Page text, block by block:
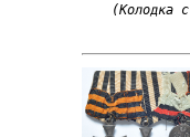
(Колодка